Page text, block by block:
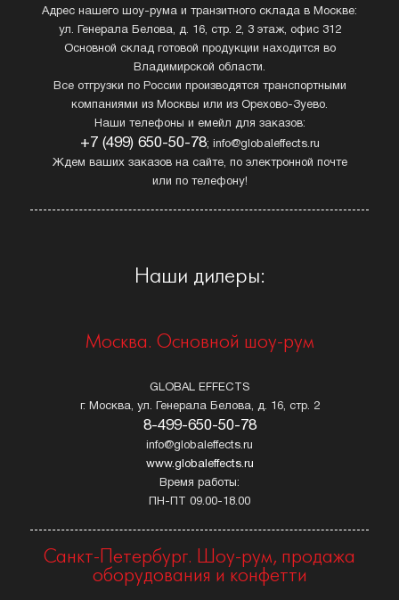
Адрес нашего шоу-рума и транзитного склада в Москве:
ул. Генерала Белова, д. 16, стр. 2, 3 этаж, офис 312
Основной склад готовой продукции находится во
Владимирской области.
Все отгрузки по России производятся транспортными
компаниями из Москвы или из Орехово-Зуево.
Наши телефоны и емейл для заказов:
+7 (499) 650-50-78; info@globaleffects.ru
Ждем ваших заказов на сайте, по электронной почте
или по телефону!
Наши дилеры:
Москва. Основной шоу-рум
GLOBAL EFFECTS
г. Москва, ул. Генерала Белова, д. 16, стр. 2
8-499-650-50-78
info@globaleffects.ru
www.globaleffects.ru
Время работы:
ПН-ПТ 09.00-18.00
Санкт-Петербург. Шоу-рум, продажа
оборудования и конфетти